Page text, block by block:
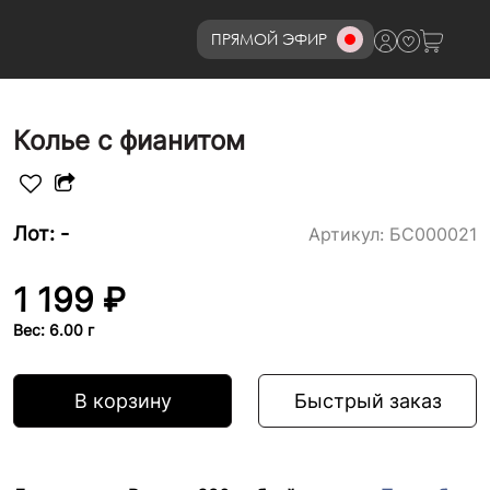
ПРЯМОЙ ЭФИР8 (800)777-72-69
Колье с фианитом
Лот: - Артикул: БС000021
1 199 ₽
Вес: 6.00 г
В корзину Быстрый заказ